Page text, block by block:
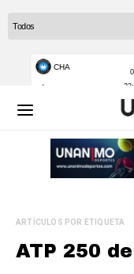
ARTÍCULOS POR ETIQUETA
ATP 250